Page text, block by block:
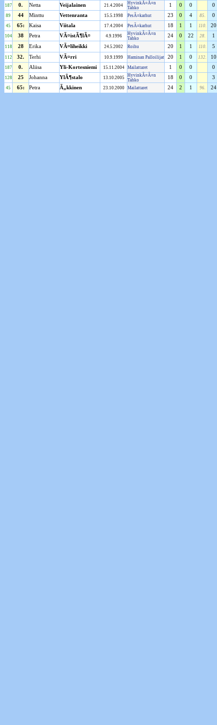
187 0. Netta Veijalainen 21.4.2004
HyvinkÃ¤Ã¤n
Tahko
1 0 0 0
89 44 Minttu Vettenranta 15.5.1998 PesÃ¤karhut 23 0 4 85. 0
45 65: Kaisa Viitala 17.4.2004 PesÃ¤karhut 18 1 1 110. 20
104 38 Petra VÃ¤istÃ¶lÃ¤ 4.9.1996
HyvinkÃ¤Ã¤n
Tahko
24 0 22 28. 1
118 28 Erika VÃ¤liheikki 24.5.2002 Roihu 20 1 1 110. 5
112 32. Terhi VÃ¤rri 10.9.1999 Haminan Palloilijat 20 1 0 132. 10
187 0. Aliisa Yli-Kortesniemi 15.11.2004 Mailattaret 1 0 0 0
128 25 Johanna YlÃ¶stalo 13.10.2005
HyvinkÃ¤Ã¤n
Tahko
18 0 0 3
45 65: Petra Ã„kkinen 23.10.2000 Mailattaret 24 2 1 96. 24